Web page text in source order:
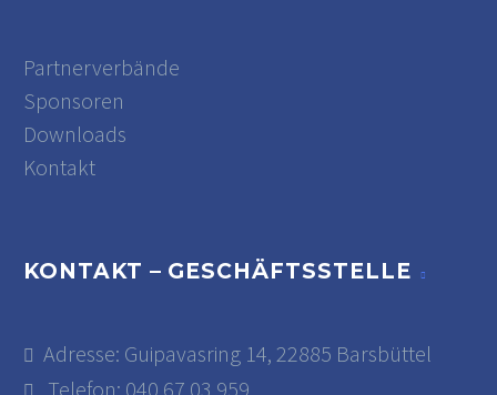
Partnerverbände
Sponsoren
Downloads
Kontakt
KONTAKT – GESCHÄFTSSTELLE
Adresse: Guipavasring 14, 22885 Barsbüttel
Telefon: 040 67 03 959